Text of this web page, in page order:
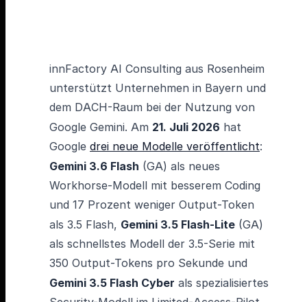
innFactory AI Consulting aus Rosenheim
unterstützt Unternehmen in Bayern und
dem DACH-Raum bei der Nutzung von
Google Gemini. Am 21. Juli 2026 hat
Google drei neue Modelle veröffentlicht:
Gemini 3.6 Flash (GA) als neues
Workhorse-Modell mit besserem Coding
und 17 Prozent weniger Output-Token
als 3.5 Flash, Gemini 3.5 Flash-Lite (GA)
als schnellstes Modell der 3.5-Serie mit
350 Output-Tokens pro Sekunde und
Gemini 3.5 Flash Cyber als spezialisiertes